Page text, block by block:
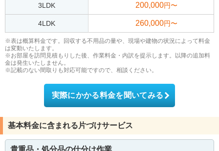
3LDK 200,000円〜
4LDK 260,000円〜
※表は概算料金です。回収する不用品の量や、現場や建物の状況によって料金
は変動いたします。
※お部屋を訪問見積もりした後、作業料金・内訳を提示します。以降の追加料
金は発生いたしません。
※記載のない間取りも対応可能ですので、相談ください。
実際にかかる料金を聞いてみる
基本料金に含まれる片づけサービス
貴重品・処分品の仕分け作業